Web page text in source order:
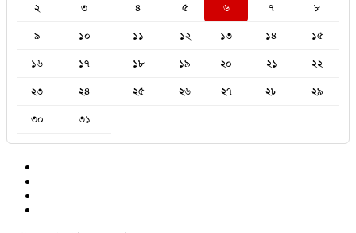
২
৩ ৪ ৫ ৬ ৭
৮
৯
১০ ১১ ১২ ১৩ ১৪
১৫
১৬
১৭ ১৮ ১৯ ২০ ২১
২২
২৩
২৪ ২৫ ২৬ ২৭ ২৮
২৯
৩০
৩১